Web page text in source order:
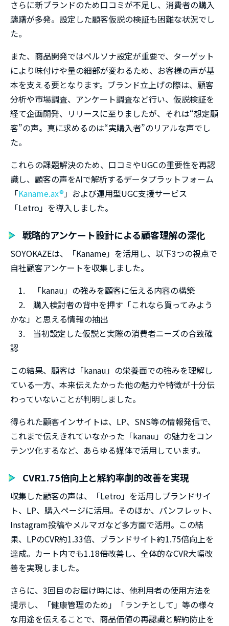
さらに新ブランドのため口コミが不足し、消費者の購入
躊躇が多発。設定した顧客仮説の検証も困難な状況でし
た。
また、商品開発ではペルソナ設定が重要で、ターゲット
により味付けや量の細部が変わるため、お客様の声が基
本を支える要となります。ブランド立上げの際は、顧客
分析や市場調査、アンケート調査など行い、仮説検証を
経て企画開発、リリースに至りましたが、それは“想定顧
客”の声。真に求めるのは“実購入者”のリアルな声でし
た。
これらの課題解決のため、口コミやUGCの重要性を再認
識し、顧客の声をAIで解析するデータプラットフォーム
「Kaname.ax®」および運用型UGC支援サービス
「Letro」を導入しました。
戦略的アンケート設計による顧客理解の深化
SOYOKAZEは、「Kaname」を活用し、以下3つの視点で
自社顧客アンケートを収集しました。
1. 「kanau」の強みを顧客に伝える内容の構築
2. 購入検討者の背中を押す「これなら買ってみよう
かな」と思える情報の抽出
3. 当初設定した仮説と実際の消費者ニーズの合致確
認
この結果、顧客は「kanau」の栄養面での強みを理解し
ている一方、本来伝えたかった他の魅力や特徴が十分伝
わっていないことが判明しました。
得られた顧客インサイトは、LP、SNS等の情報発信で、
これまで伝えきれていなかった「kanau」の魅力をコン
テンツ化するなど、あらゆる媒体で活用しています。
CVR1.75倍向上と解約率劇的改善を実現
収集した顧客の声は、「Letro」を活用しブランドサイ
ト、LP、購入ページに活用。そのほか、パンフレット、
Instagram投稿やメルマガなど多方面で活用。この結
果、LPのCVR約1.33倍、ブランドサイト約1.75倍向上を
達成。カート内でも1.18倍改善し、全体的なCVR大幅改
善を実現しました。
さらに、3回目のお届け時には、他利用者の使用方法を
提示し、「健康管理のため」「ランチとして」等の様々
な用途を伝えることで、商品価値の再認識と解約防止を